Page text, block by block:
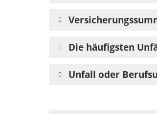
Die häufigsten
Unfall oder